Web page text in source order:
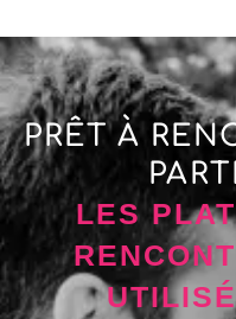
PRÊT À
LES